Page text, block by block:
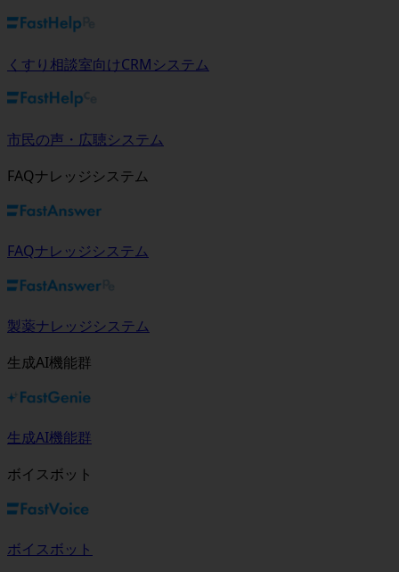
くすり相談室向けCRMシステム
市民の声・広聴システム
FAQナレッジシステム
FAQナレッジシステム
製薬ナレッジシステム
生成AI機能群
生成AI機能群
ボイスボット
ボイスボット